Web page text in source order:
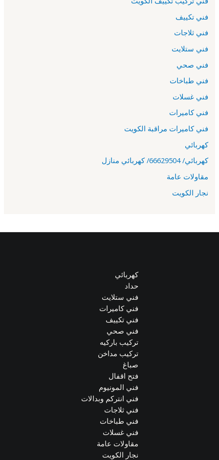
فني تكييف
فني ثلاجات
فني ستلايت
فني صحي
فني طباخات
فني غسلات
فني كاميرات
فني كاميرات مراقبة الكويت
كهربائي
كهربائي/ 66629504/ كهربائي منازل
مقاولات عامة
نجار الكويت
كهربائي
حداد
فني ستلايت
فني كاميرات
فني تكييف
فني صحي
تركيب باركيه
تركيب مداخن
صباغ
فتح اقفال
فني المونيوم
فني انتركم وبدالات
فني ثلاجات
فني طباخات
فني غسلات
مقاولات عامة
نجار الكويت